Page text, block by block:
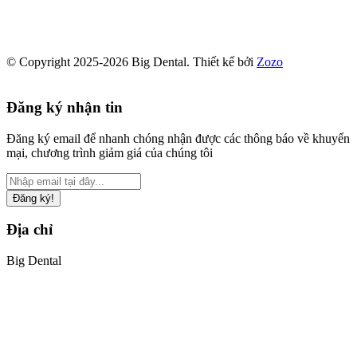
© Copyright 2025-2026 Big Dental. Thiết kế bởi Zozo
Đăng ký nhận tin
Đăng ký email để nhanh chóng nhận được các thông báo về khuyến
mại, chương trình giảm giá của chúng tôi
Đăng ký!
Địa chỉ
Big Dental